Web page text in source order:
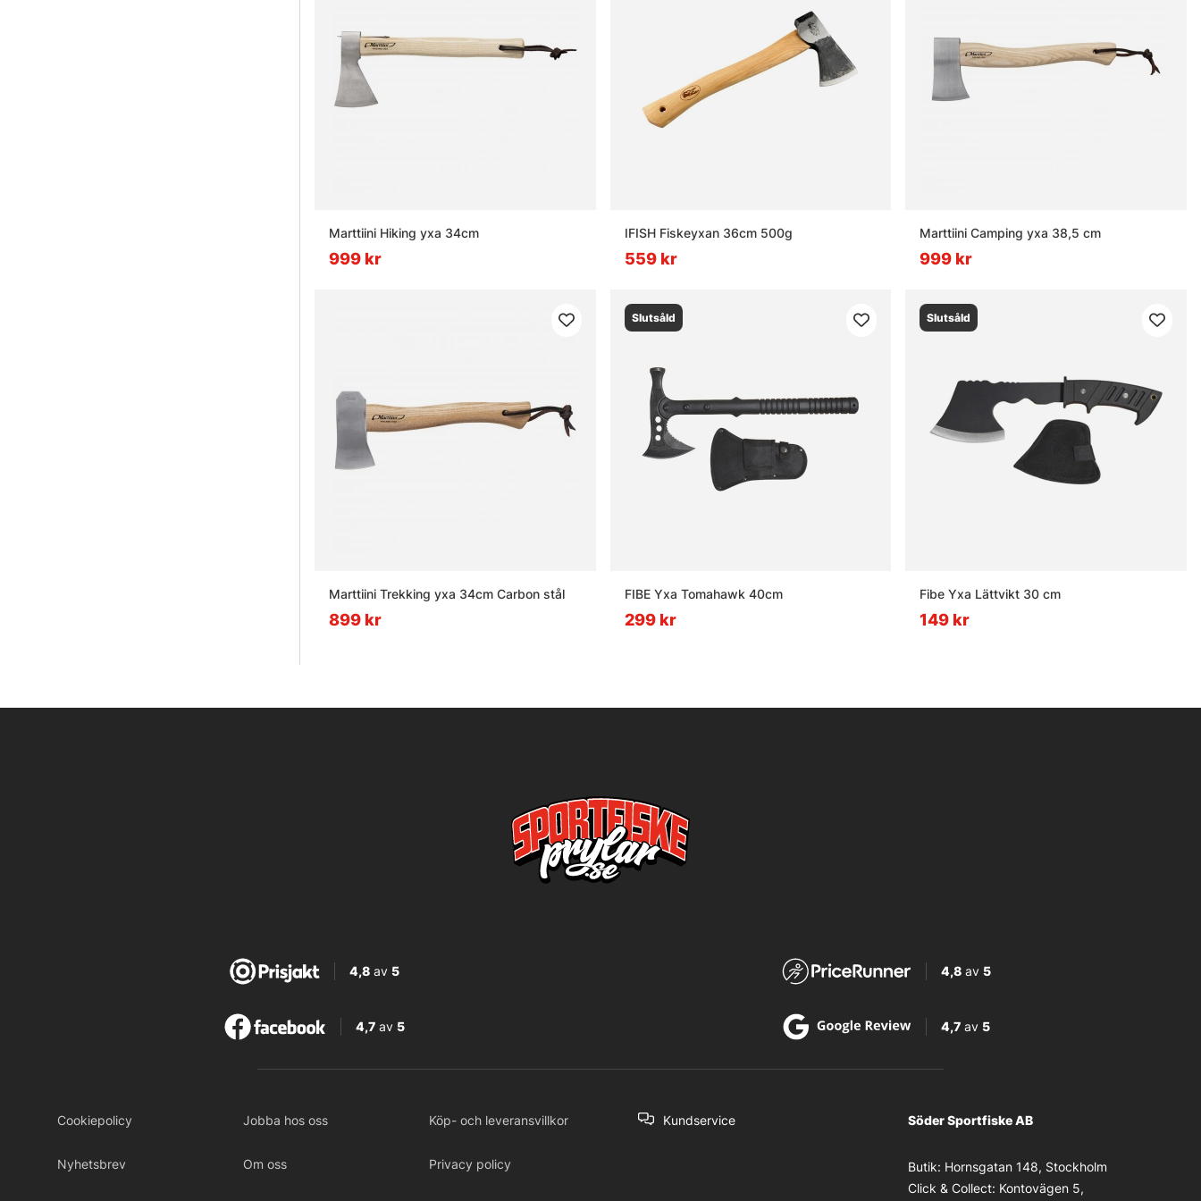
Marttiini Hiking yxa 34cm
999 kr
IFISH Fiskeyxan 36cm 500g
559 kr
Marttiini Camping yxa 38,5 cm
999 kr
Marttiini Trekking yxa 34cm Carbon stål
899 kr
Slutsåld
FIBE Yxa Tomahawk 40cm
299 kr
Slutsåld
Fibe Yxa Lättvikt 30 cm
149 kr
4,8 av5 4,8av 5
4,7av 5 4,7av 5
Cookiepolicy Jobba hos oss Köp- och leveransvillkor
Nyhetsbrev Om oss Privacy policy
Kundservice Söder Sportfiske AB
Butik: Hornsgatan 148, Stockholm
Click & Collect: Kontovägen 5,